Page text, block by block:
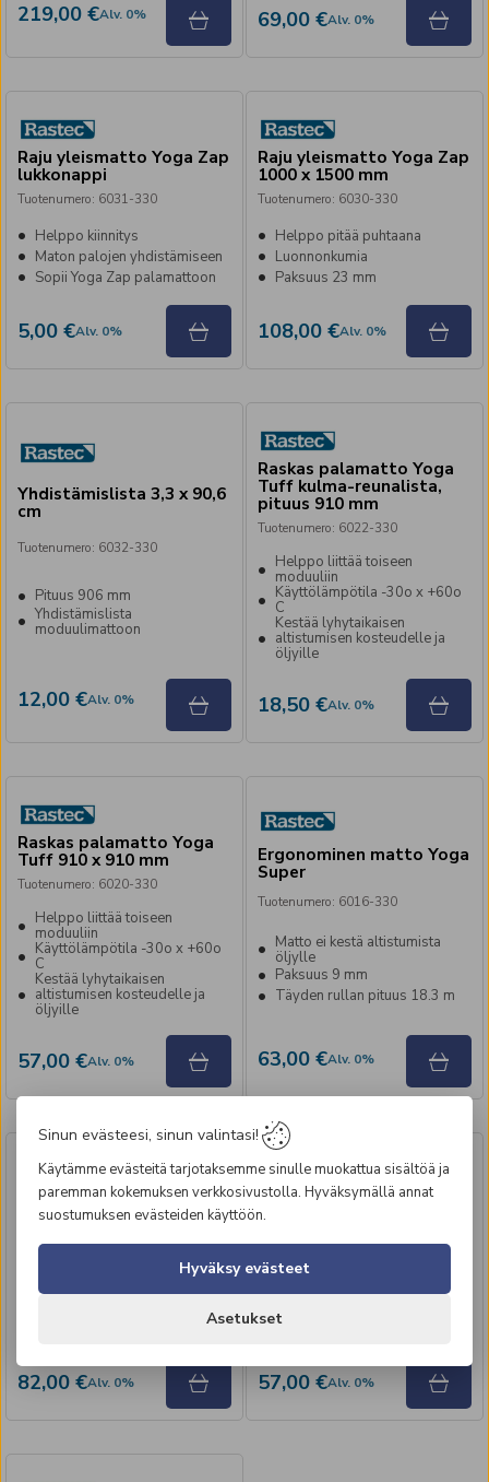
219,00 €Alv. 0% 69,00 €Alv. 0%
Raju yleismatto Yoga Zap
lukkonappi
Tuotenumero: 6031-330
Helppo kiinnitys
Maton palojen yhdistämiseen
Sopii Yoga Zap palamattoon
5,00 €Alv. 0%
Raju yleismatto Yoga Zap
1000 x 1500 mm
Tuotenumero: 6030-330
Helppo pitää puhtaana
Luonnonkumia
Paksuus 23 mm
108,00 €Alv. 0%
Yhdistämislista 3,3 x 90,6
cm
Tuotenumero: 6032-330
Pituus 906 mm
Yhdistämislista
moduulimattoon
12,00 €Alv. 0%
Raskas palamatto Yoga
Tuff kulma-reunalista,
pituus 910 mm
Tuotenumero: 6022-330
Helppo liittää toiseen
moduuliin
Käyttölämpötila -30o x +60o
C
Kestää lyhytaikaisen
altistumisen kosteudelle ja
öljyille
18,50 €Alv. 0%
Raskas palamatto Yoga
Tuff 910 x 910 mm
Tuotenumero: 6020-330
Helppo liittää toiseen
moduuliin
Käyttölämpötila -30o x +60o
C
Kestää lyhytaikaisen
altistumisen kosteudelle ja
öljyille
57,00 €Alv. 0%
Ergonominen matto Yoga
Super
Tuotenumero: 6016-330
Matto ei kestä altistumista
öljylle
Paksuus 9 mm
Täyden rullan pituus 18.3 m
63,00 €Alv. 0%
Luja pehmennysmatto
Wearbond
Tuotenumero:6018-330
Matto ei kestä altistumista
öljylle
82,00 €Alv. 0%
Työtilamatto Yoga Solid
910 x 910 mm
Tuotenumero:6050-330
Käyttölämpötila -30o x +60o
C
Palan koko 910 x 910 mm
57,00 €Alv. 0%
Sinun evästeesi, sinun valintasi!
Käytämme evästeitä tarjotaksemme sinulle muokattua sisältöä ja
paremman kokemuksen verkkosivustolla. Hyväksymällä annat
suostumuksen evästeiden käyttöön.
Hyväksy evästeet
Asetukset